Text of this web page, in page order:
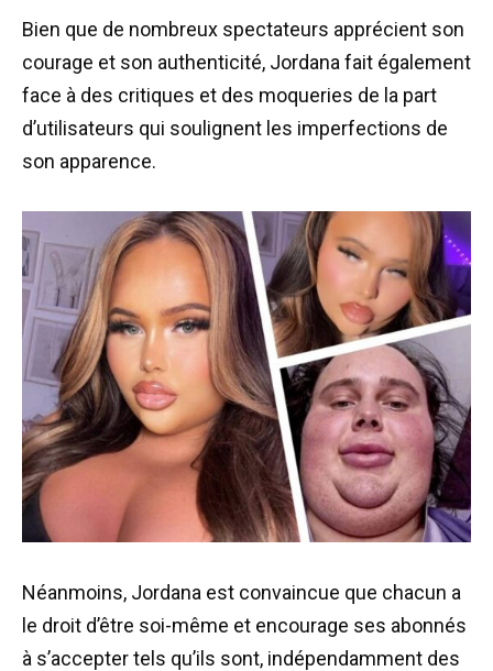
Bien que de nombreux spectateurs apprécient son
courage et son authenticité, Jordana fait également
face à des critiques et des moqueries de la part
d’utilisateurs qui soulignent les imperfections de
son apparence.
Néanmoins, Jordana est convaincue que chacun a
le droit d’être soi-même et encourage ses abonnés
à s’accepter tels qu’ils sont, indépendamment des